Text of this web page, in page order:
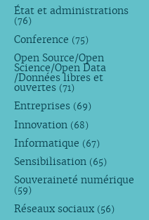
État et administrations
(76)
Conference (75)
Open Source/Open
Science/Open Data
/Données libres et
ouvertes (71)
Entreprises (69)
Innovation (68)
Informatique (67)
Sensibilisation (65)
Souveraineté numérique
(59)
Réseaux sociaux (56)